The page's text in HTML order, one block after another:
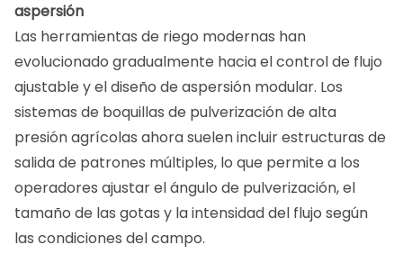
aspersión
Las herramientas de riego modernas han
evolucionado gradualmente hacia el control de flujo
ajustable y el diseño de aspersión modular. Los
sistemas de boquillas de pulverización de alta
presión agrícolas ahora suelen incluir estructuras de
salida de patrones múltiples, lo que permite a los
operadores ajustar el ángulo de pulverización, el
tamaño de las gotas y la intensidad del flujo según
las condiciones del campo.